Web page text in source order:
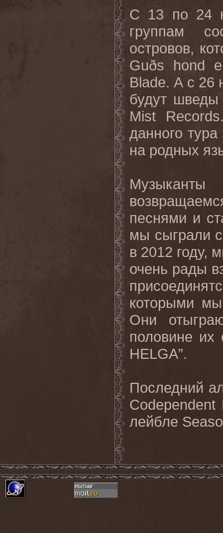
С 13 по 24
группам
островов,
Guðs hond
Blade. А с 26
будут
Mist
данного
на родных
Музыканты
песнями и
мы сыграли
в 2012 году,
очень рады
которыми
Они
половине
HELGA”.
Последний
лейбле